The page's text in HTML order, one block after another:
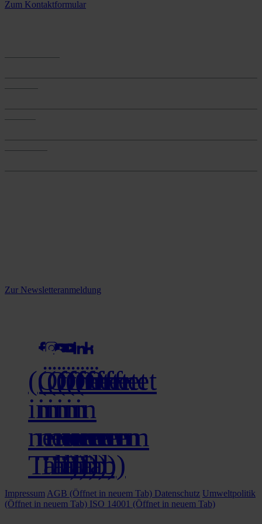
Zum Kontaktformular
Zur Newsletteranmeldung
(Öffnet
in
neuem
Tab)
(Öffnet
in
neuem
Tab)
(Öffnet
in
neuem
Tab)
(Öffnet
in
neuem
Tab)
(Öffnet
in
neuem
Tab)
(Öffnet
in
neuem
Tab)
Impressum AGB (Öffnet in neuem Tab) Datenschutz Umweltpolitik
(Öffnet in neuem Tab) ISO 14001 (Öffnet in neuem Tab)